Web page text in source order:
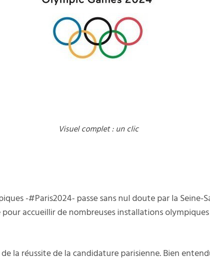
Visuel complet : un clic
-#Paris2024- passe sans nul doute par la Seine-
accueillir de nombreuses installations
la réussite de la candidature parisienne. Bien